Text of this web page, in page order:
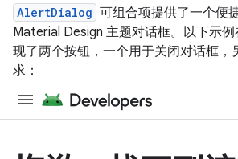
AlertDialog 可组合项提供了一个便
Material Design 主题对话框。以下示
现了两个按钮，一个用于关闭对话框，
求：